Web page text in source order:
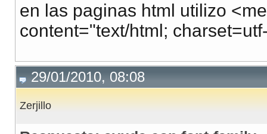
en las paginas html utilizo
content="text/html;
29/01/2010, 08:08
Zerjillo